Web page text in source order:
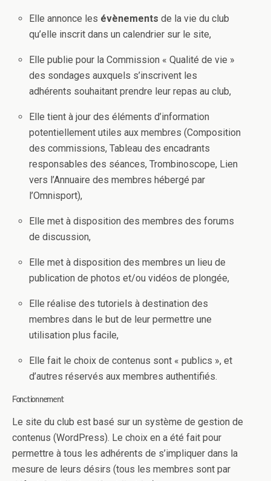
Elle annonce les évènements de la vie du club
qu’elle inscrit dans un calendrier sur le site,
Elle publie pour la Commission « Qualité de vie »
des sondages auxquels s’inscrivent les
adhérents souhaitant prendre leur repas au club,
Elle tient à jour des éléments d’information
potentiellement utiles aux membres (Composition
des commissions, Tableau des encadrants
responsables des séances, Trombinoscope, Lien
vers l’Annuaire des membres hébergé par
l’Omnisport),
Elle met à disposition des membres des forums
de discussion,
Elle met à disposition des membres un lieu de
publication de photos et/ou vidéos de plongée,
Elle réalise des tutoriels à destination des
membres dans le but de leur permettre une
utilisation plus facile,
Elle fait le choix de contenus sont « publics », et
d’autres réservés aux membres authentifiés.
Fonctionnement
Le site du club est basé sur un système de gestion de
contenus (WordPress). Le choix en a été fait pour
permettre à tous les adhérents de s’impliquer dans la
mesure de leurs désirs (tous les membres sont par